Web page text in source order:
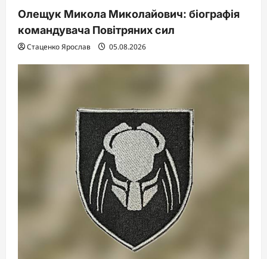
Олещук Микола Миколайович: біографія
командувача Повітряних сил
Стаценко Ярослав 05.08.2026